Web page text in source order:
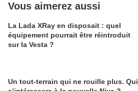
Vous aimerez aussi
La Lada XRay en disposait : quel
équipement pourrait être réintroduit
sur la Vesta ?
Un tout-terrain qui ne rouille plus. Qui